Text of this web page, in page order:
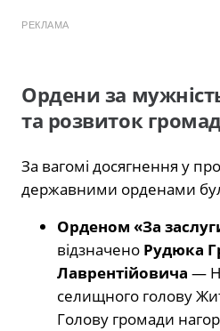
РЕКЛАМА
Ордени за
та розвиток
За вагомі досягнення у
державними орденами
Орденом «За
відзначено Рудюка
Лаврентійовича —
селищного голову
Голову громади